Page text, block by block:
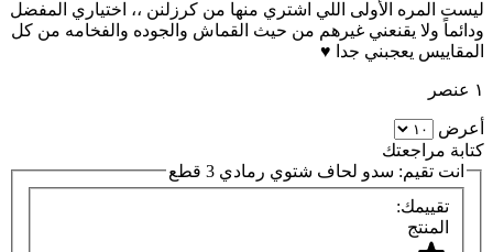
ليست المره الأولى اللي اشتري منها من كرزلنن ،، اختياري المفضل
ودائماً ولا يقنعني غيرهم من حيث القماش والجوده والفخامه من كل
المقاييس يعجبني جدا ♥️
١ عنصر
أعرض
كتابة مراجعتك
انت تقيم: سدو لحاف شتوي رمادي 3 قطع
تقييمك:
المنتج